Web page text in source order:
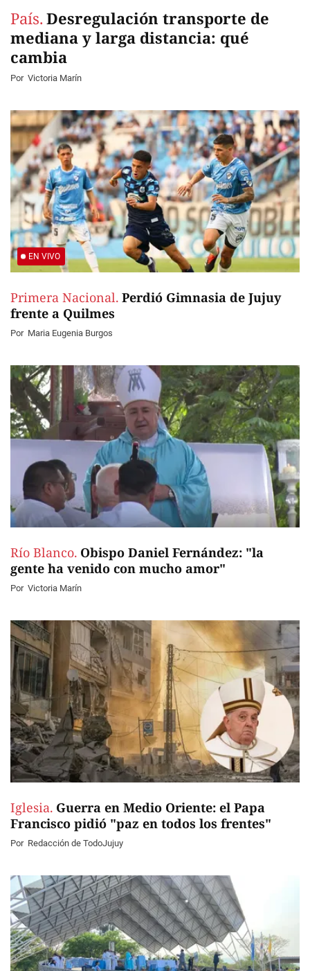
País. Desregulación transporte de
mediana y larga distancia: qué
cambia
Por Victoria Marín
EN VIVO
Primera Nacional. Perdió Gimnasia de Jujuy
frente a Quilmes
Por Maria Eugenia Burgos
Río Blanco. Obispo Daniel Fernández: "la
gente ha venido con mucho amor"
Por Victoria Marín
Iglesia. Guerra en Medio Oriente: el Papa
Francisco pidió "paz en todos los frentes"
Por Redacción de TodoJujuy